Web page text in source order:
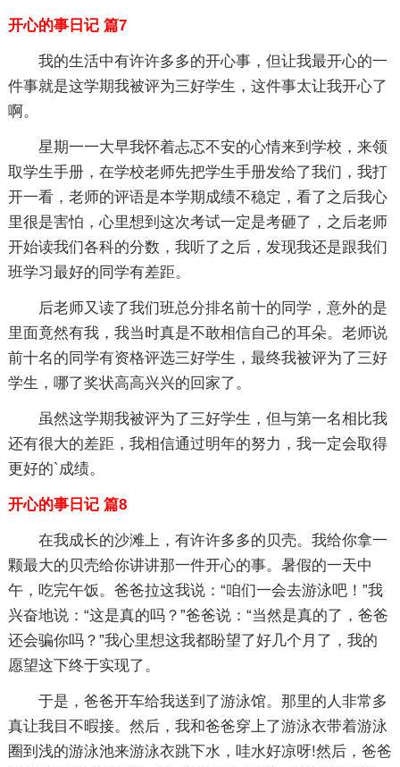
开心的事日记 篇7
我的生活中有许许多多的开心事，但让我最开心的一
件事就是这学期我被评为三好学生，这件事太让我开心了
啊。
星期一一大早我怀着忐忑不安的心情来到学校，来领
取学生手册，在学校老师先把学生手册发给了我们，我打
开一看，老师的评语是本学期成绩不稳定，看了之后我心
里很是害怕，心里想到这次考试一定是考砸了，之后老师
开始读我们各科的分数，我听了之后，发现我还是跟我们
班学习最好的同学有差距。
后老师又读了我们班总分排名前十的同学，意外的是
里面竟然有我，我当时真是不敢相信自己的耳朵。老师说
前十名的同学有资格评选三好学生，最终我被评为了三好
学生，哪了奖状高高兴兴的回家了。
虽然这学期我被评为了三好学生，但与第一名相比我
还有很大的差距，我相信通过明年的努力，我一定会取得
更好的`成绩。
开心的事日记 篇8
在我成长的沙滩上，有许许多多的贝壳。我给你拿一
颗最大的贝壳给你讲讲那一件开心的事。暑假的一天中
午，吃完午饭。爸爸拉这我说：“咱们一会去游泳吧！”我
兴奋地说：“这是真的吗？”爸爸说：“当然是真的了，爸爸
还会骗你吗？”我心里想这我都盼望了好几个月了，我的
愿望这下终于实现了。
于是，爸爸开车给我送到了游泳馆。那里的人非常多
真让我目不暇接。然后，我和爸爸穿上了游泳衣带着游泳
圈到浅的游泳池来游泳衣跳下水，哇水好凉呀!然后，爸爸